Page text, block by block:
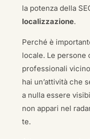
la potenza della
localizzazione.
Perché è
locale. Le persone
professionali
hai un’attività che
a nulla essere
non appari nel
te.